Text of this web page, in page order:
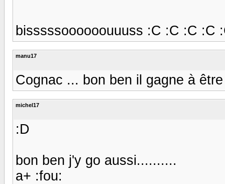
bisssssoooooouuuss :C :C :C :C
manu17
Cognac ... bon ben il gagne à
michel17
:D
bon ben j'y go aussi..........
a+ :fou: